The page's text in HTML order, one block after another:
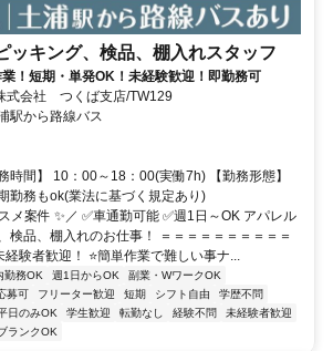
ッキング、検品、棚入れスタッフ
！短期・単発OK！未経験歓迎！即勤務可
式会社 つくば支店/TW129
駅から路線バス
時間】 10：00～18：00(実働7h) 【勤務形態】
勤務もok(業法に基づく規定あり)
メ案件 ✨／ ✅車通勤可能 ✅週1日～OK アパレル
検品、棚入れのお仕事！ ＝＝＝＝＝＝＝＝＝＝
経験者歓迎！ ⭐簡単作業で難しい事ナ...
勤務OK 週1日からOK
副業・WワークOK
募可 フリーター歓迎 短期 シフト自由
学歴不問
日のみOK 学生歓迎 転勤なし 経験不問
未経験者歓迎
ランクOK